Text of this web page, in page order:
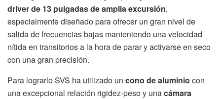
driver de 13 pulgadas de amplia excursión,
especialmente diseñado para ofrecer un gran nivel de
salida de frecuencias bajas manteniendo una velocidad
nítida en transitorios a la hora de parar y activarse en seco
con una gran precisión.
Para lograrlo SVS ha utilizado un cono de aluminio con
una excepcional relación rigidez-peso y unacámara